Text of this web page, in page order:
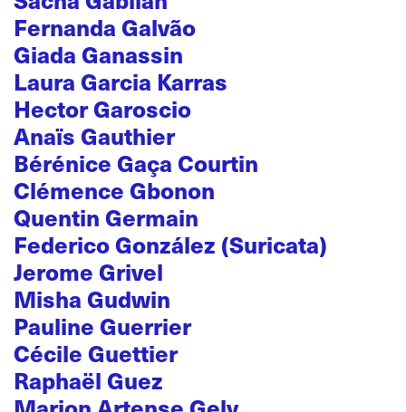
Fernanda Galvão
Giada Ganassin
Laura Garcia Karras
Hector Garoscio
Anaïs Gauthier
Bérénice Gaça Courtin
Clémence Gbonon
Quentin Germain
Federico González (Suricata)
Jerome Grivel
Misha Gudwin
Pauline Guerrier
Cécile Guettier
Raphaël Guez